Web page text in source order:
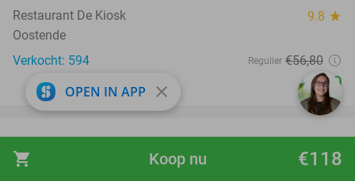
shopping_cart €118
Koop nu
Restaurant De Kiosk 9.8 star
Oostende
Verkocht: 594
Regulier €56,80
€29
25%
favorite_border
2-gangen keuzelunch bij FOU d’Ostende
OPEN IN APP close